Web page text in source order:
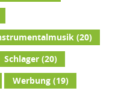
(20)
Schlager(20)
Werbung(19)